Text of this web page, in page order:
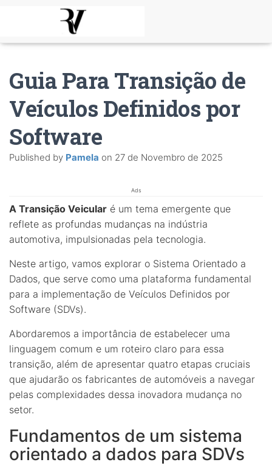
Guia Para Transição de
Veículos Definidos por
Software
Published by Pamela on 27 de Novembro de 2025
Ads
A Transição Veicular é um tema emergente que
reflete as profundas mudanças na indústria
automotiva, impulsionadas pela tecnologia.
Neste artigo, vamos explorar o Sistema Orientado a
Dados, que serve como uma plataforma fundamental
para a implementação de Veículos Definidos por
Software (SDVs).
Abordaremos a importância de estabelecer uma
linguagem comum e um roteiro claro para essa
transição, além de apresentar quatro etapas cruciais
que ajudarão os fabricantes de automóveis a navegar
pelas complexidades dessa inovadora mudança no
setor.
Fundamentos de um sistema
orientado a dados para SDVs